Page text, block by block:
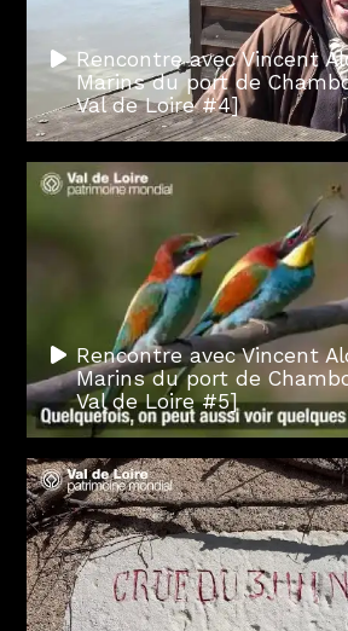
Rencontre avec Vincent
Marins du port de
Val de Loire #4]
Rencontre avec Vincent
Marins du port de
Val de Loire #5]